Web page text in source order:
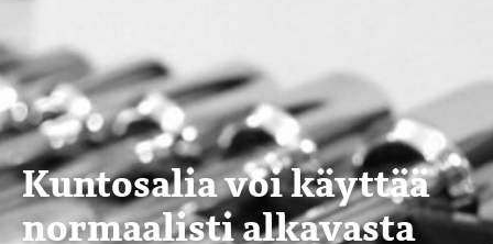
Kuntosalia voi käyttää
normaalisti alkavasta